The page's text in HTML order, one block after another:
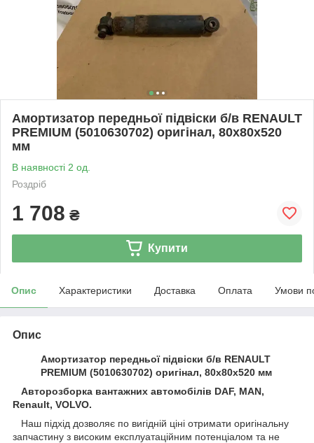
Амортизатор передньої підвіски б/в RENAULT
PREMIUM (5010630702) оригінал, 80х80х520
мм
В наявності 2 од.
Роздріб
1 708 ₴
Купити
Опис Характеристики Доставка Оплата Умови
Опис
Амортизатор передньої підвіски б/в RENAULT
PREMIUM (5010630702) оригінал, 80х80х520 мм
Авторозборка вантажних автомобілів DAF, MAN,
Renault, VOLVO.
Наш підхід дозволяє по вигідній ціні отримати оригінальну
запчастину з високим експлуатаційним потенціалом та не